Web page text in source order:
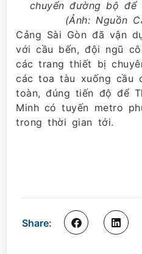
chuyển đường bộ để
(Ảnh: Nguồn
Cảng Sài Gòn đã vận
với cầu bến, đội ngũ
các trang thiết bị
các toa tàu xuống cầu
toàn, đúng tiến độ để
Minh có tuyến metro
trong thời gian tới.
Share: